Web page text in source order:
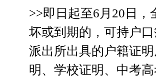
>>即日起至6月20日
坏或到期的，可持户
派出所出具的户籍证
明、学校证明、中考